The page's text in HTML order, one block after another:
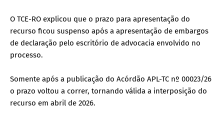
O TCE-RO explicou que o prazo para apresentação do
recurso ficou suspenso após a apresentação de embargos
de declaração pelo escritório de advocacia envolvido no
processo.
Somente após a publicação do Acórdão APL-TC nº 00023/26
o prazo voltou a correr, tornando válida a interposição do
recurso em abril de 2026.